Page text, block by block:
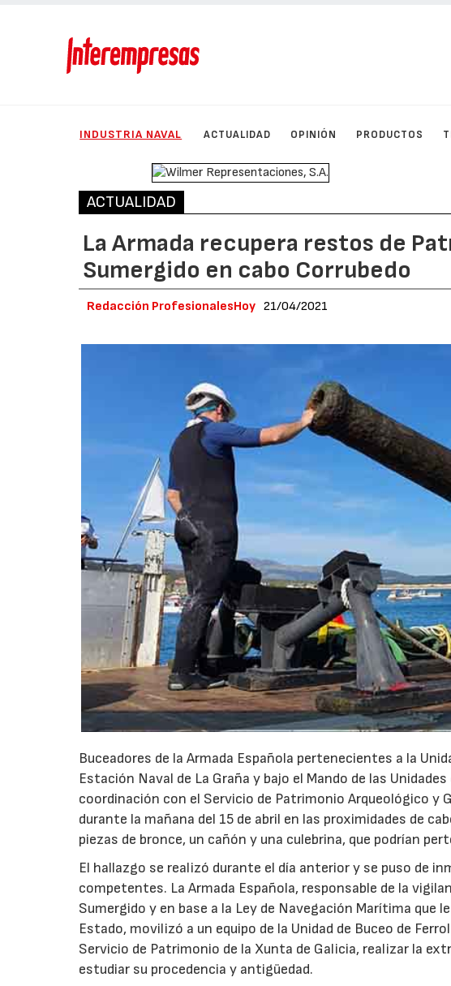
INDUSTRIA NAVAL ACTUALIDAD OPINIÓN PRODUCTOS
ACTUALIDAD
La Armada recupera restos de
Sumergido en cabo Corrubedo
Redacción ProfesionalesHoy 21/04/2021
Buceadores de la Armada Española pertenecientes a la
Estación Naval de La Graña y bajo el Mando de las
coordinación con el Servicio de Patrimonio Arqueológico y
durante la mañana del 15 de abril en las proximidades de
piezas de bronce, un cañón y una culebrina, que podrían
El hallazgo se realizó durante el día anterior y se puso de
competentes. La Armada Española, responsable de la
Sumergido y en base a la Ley de Navegación Marítima que
Estado, movilizó a un equipo de la Unidad de Buceo de
Servicio de Patrimonio de la Xunta de Galicia, realizar la
estudiar su procedencia y antigüedad.